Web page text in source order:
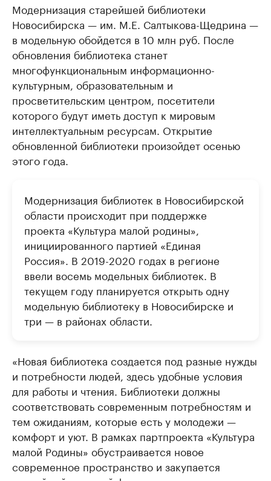
Модернизация старейшей библиотеки
Новосибирска — им. М.Е. Салтыкова-Щедрина —
в модельную обойдется в 10 млн руб. После
обновления библиотека станет
многофункциональным информационно-
культурным, образовательным и
просветительским центром, посетители
которого будут иметь доступ к мировым
интеллектуальным ресурсам. Открытие
обновленной библиотеки произойдет осенью
этого года.
Модернизация библиотек в Новосибирской
области происходит при поддержке
проекта «Культура малой родины»,
инициированного партией «Единая
Россия». В 2019-2020 годах в регионе
ввели восемь модельных библиотек. В
текущем году планируется открыть одну
модельную библиотеку в Новосибирске и
три — в районах области.
«Новая библиотека создается под разные нужды
и потребности людей, здесь удобные условия
для работы и чтения. Библиотеки должны
соответствовать современным потребностям и
тем ожиданиям, которые есть у молодежи —
комфорт и уют. В рамках партпроекта «Культура
малой Родины» обустраивается новое
современное пространство и закупается